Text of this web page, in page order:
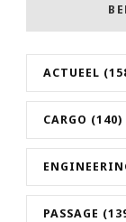
ACTUEEL
CARGO (140)
PASSAGE